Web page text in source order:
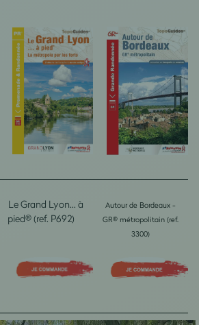
Le Grand Lyon... à
pied® (ref. P692)
Autour de Bordeaux -
GR® métropolitain (ref.
3300)